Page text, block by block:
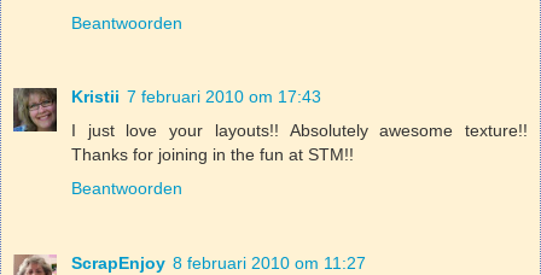
Beantwoorden
Kristii 7 februari 2010 om 17:43
I just love your layouts!! Absolutely awesome texture!!
Thanks for joining in the fun at STM!!
Beantwoorden
ScrapEnjoy 8 februari 2010 om 11:27